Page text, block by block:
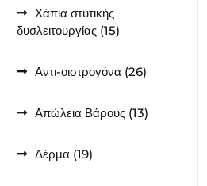
Χάπια στυτικής
δυσλειτουργίας 1515
Αντι-οιστρογόνα 2626
Απώλεια Βάρους 1313
Δέρμα 1919